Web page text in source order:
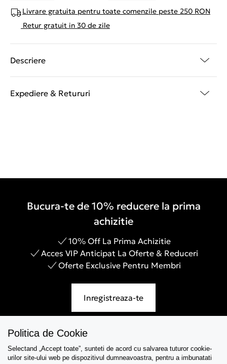
Livrare gratuita pentru toate comenzile peste 250 RON
Retur gratuit in 30 de zile
Descriere
Expediere & Retururi
Bucura-te de 10% reducere la prima
achizitie
10% Off La Prima Achizitie
Acces VIP Anticipat La Oferte & Reduceri
Oferte Exclusive Pentru Membri
Inregistreaza-te
Asistenta
Politica de Cookie
Selectand „Accept toate”, sunteti de acord cu salvarea tuturor cookie-
urilor site-ului web pe dispozitivul dumneavoastra, pentru a imbunatati